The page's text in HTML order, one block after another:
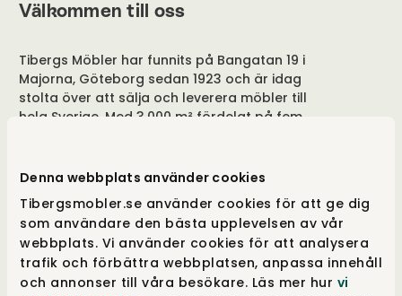
Denna webbplats använder cookies
Tibergsmobler.se använder cookies för att ge dig
som användare den bästa upplevelsen av vår
webbplats. Vi använder cookies för att analysera
trafik och förbättra webbplatsen, anpassa innehåll
och annonser till våra besökare. Läs mer hur vi
Välkommen till oss
Tibergs Möbler har funnits på Bangatan 19 i
Majorna, Göteborg sedan 1923 och är idag
stolta över att sälja och leverera möbler till
hela Sverige. Med 3.000 m² fördelat på fem
matgrupper. Besök vår butik i Göteborg eller
emot att hjälpa dig hitta rätt möbel för ditt
hem.